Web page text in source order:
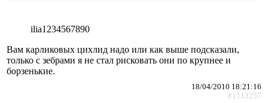
ilia1234567890
Вам карликовых цихлид надо или как выше подсказали,
только с зебрами я не стал рисковать они по крупнее и
борзенькие.
18/04/2010 18:21:16
#1113257